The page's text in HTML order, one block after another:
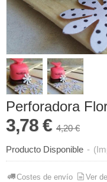
Perforadora
3,78 € 4,20 €
Producto Disponible -
Costes de envío Ver